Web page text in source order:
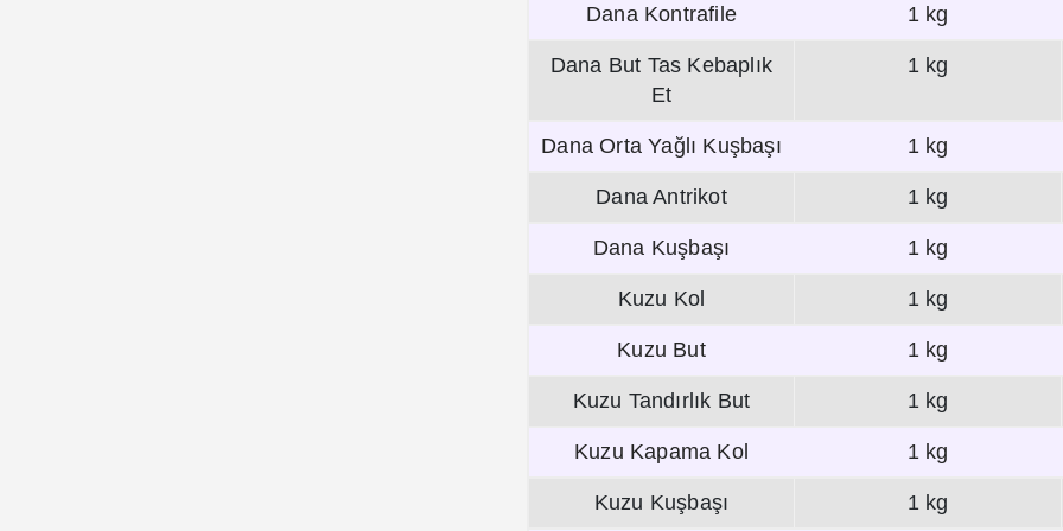
Dana Kontrafile 1 kg
Dana But Tas Kebaplık
Et
1 kg
Dana Orta Yağlı Kuşbaşı 1 kg
Dana Antrikot 1 kg
Dana Kuşbaşı 1 kg
Kuzu Kol 1 kg
Kuzu But 1 kg
Kuzu Tandırlık But 1 kg
Kuzu Kapama Kol 1 kg
Kuzu Kuşbaşı 1 kg